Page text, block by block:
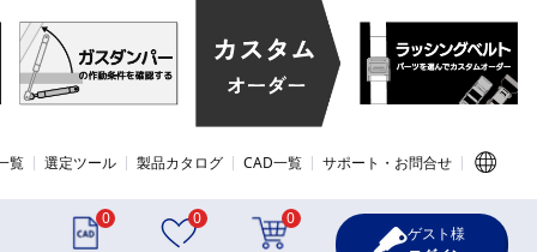
覧 選定ツール 製品カタログ CAD一覧 サポート・お問合せ
0 0 0
ゲスト様